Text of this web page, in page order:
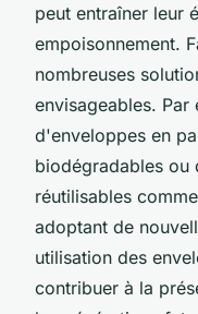
peut entraîner leur
empoisonnement.
nombreuses
envisageables.
d'enveloppes en
biodégradables ou
réutilisables
adoptant de
utilisation des
contribuer à la